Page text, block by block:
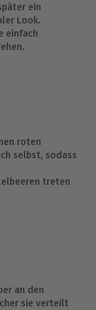
ein
Look.
einfach
roten
selbst, sodass
treten
an den
sie verteilt